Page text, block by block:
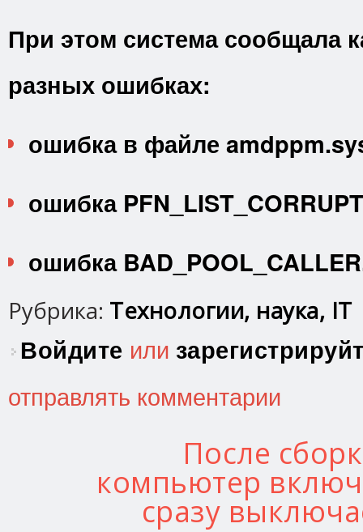
При этом система сообщала
разных ошибках:
ошибка в файле
ошибка
ошибка
Рубрика: Технологии, наука, IT
Войдите или
отправлять комментарии
После
компьютер
сразу